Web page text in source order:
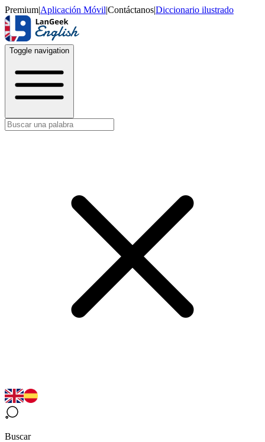
Premium|Aplicación Móvil|Contáctanos|Diccionario ilustrado
Toggle navigation
Buscar